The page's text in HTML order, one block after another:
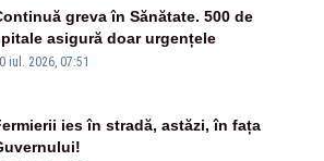
greva în Sănătate. 500 de
asigură doar urgențele
iul. 2026, 07:51
ies în stradă, astăzi, în fața